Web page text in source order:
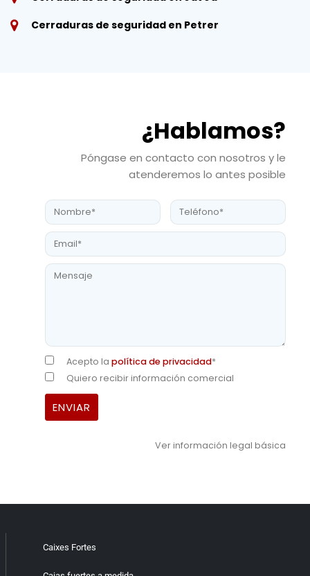
Cerraduras de seguridad en Petrer
¿Hablamos?
Póngase en contacto con nosotros y le
atenderemos lo antes posible
Acepto la política de privacidad*
Quiero recibir información comercial
Ver información legal básica
Caixes Fortes